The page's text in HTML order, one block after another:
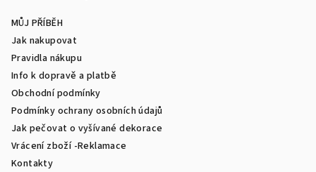
MŮJ PŘÍBĚH
Jak nakupovat
Pravidla nákupu
Info k dopravě a platbě
Obchodní podmínky
Podmínky ochrany osobních údajů
Jak pečovat o vyšívané dekorace
Vrácení zboží -Reklamace
Kontakty